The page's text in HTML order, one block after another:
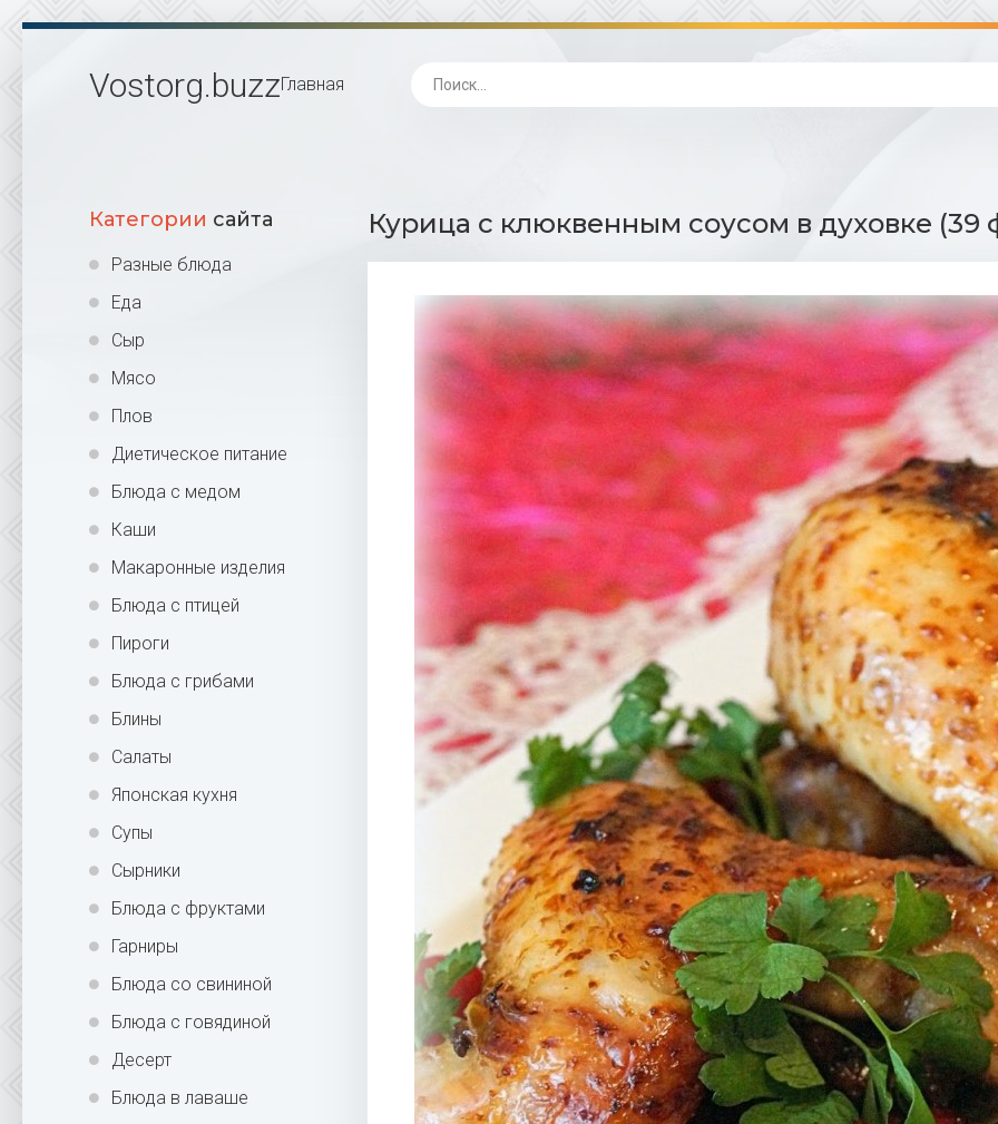
Vostorg.buzzГлавная
Категории сайта
Разные блюда
Еда
Сыр
Мясо
Плов
Диетическое питание
Блюда с медом
Каши
Макаронные изделия
Блюда с птицей
Пироги
Блюда с грибами
Блины
Салаты
Японская кухня
Супы
Сырники
Блюда с фруктами
Гарниры
Блюда со свининой
Блюда с говядиной
Десерт
Блюда в лаваше
Курица с клюквенным соусом в духовке (39